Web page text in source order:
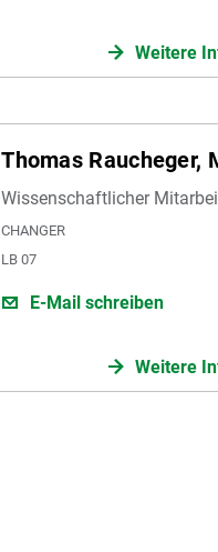
Weitere
Thomas Raucheger,
Wissenschaftlicher
CHANGER
LB 07
E-Mail schreiben
Weitere